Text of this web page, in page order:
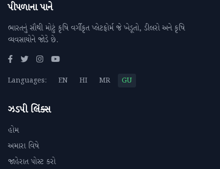
પીપળાના પાને
ભારતનું સૌથી મોટું કૃષિ વર્ગીકૃત પ્લેટફોર્મ જે ખેડૂતો, ડીલરો અને કૃષિ
વ્યવસાયોને જોડે છે.
Languages: EN HI MR GU
ઝડપી લિંક્સ
હોમ
અમારા વિષે
જાહેરાત પોસ્ટ કરો